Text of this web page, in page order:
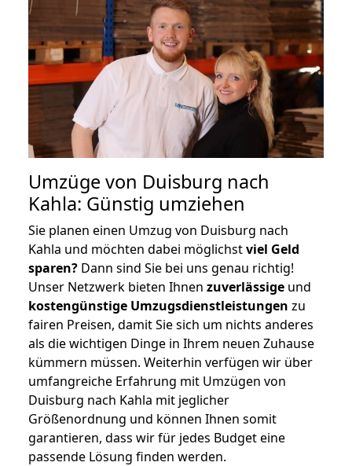
Umzüge von Duisburg nach
Kahla: Günstig umziehen
Sie planen einen Umzug von Duisburg nach
Kahla und möchten dabei möglichstviel Geld
sparen? Dann sind Sie bei uns genau richtig!
Unser Netzwerk bieten Ihnen zuverlässige und
kostengünstige Umzugsdienstleistungen zu
fairen Preisen, damit Sie sich um nichts anderes
als die wichtigen Dinge in Ihrem neuen Zuhause
kümmern müssen. Weiterhin verfügen wir über
umfangreiche Erfahrung mit Umzügen von
Duisburg nach Kahla mit jeglicher
Größenordnung und können Ihnen somit
garantieren, dass wir für jedes Budget eine
passende Lösung finden werden.